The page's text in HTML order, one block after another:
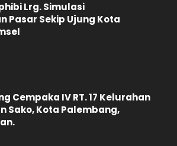
Lrg. Simulasi
Pasar Sekip Ujung Kota
Cempaka IV RT. 17 Kelurahan
Sako, Kota Palembang,